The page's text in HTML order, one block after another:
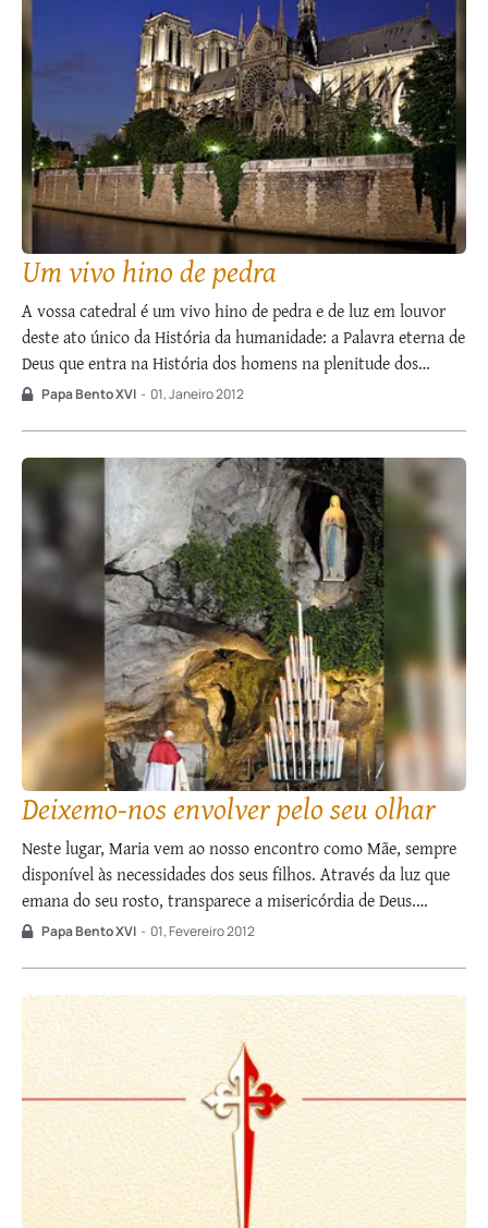
Um vivo hino de pedra
A vossa catedral é um vivo hino de pedra e de luz em louvor
deste ato único da História da humanidade: a Palavra eterna de
Deus que entra na História dos homens na plenitude dos
tempos, para os resgatar mediante a oferta de Si mesmo no
Papa Bento XVI - 01, Janeiro 2012
Deixemo-nos envolver pelo seu olhar
Neste lugar, Maria vem ao nosso encontro como Mãe, sempre
disponível às necessidades dos seus filhos. Através da luz que
emana do seu rosto, transparece a misericórdia de Deus.
Deixemo-nos envolver pelo seu olhar: este diz-nos que somos
Papa Bento XVI - 01, Fevereiro 2012